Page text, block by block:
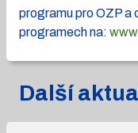
programu pro OZP a
programech na:
Další